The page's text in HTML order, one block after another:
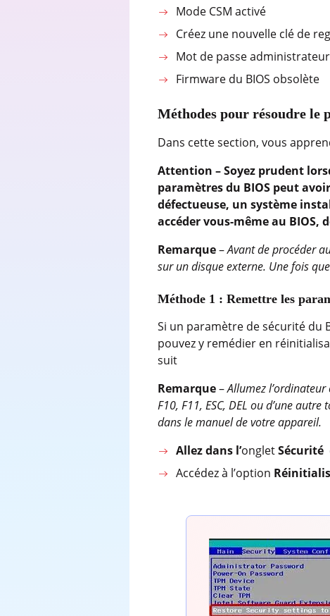
Mode CSM activé
Créez une nouvelle clé de
Mot de passe
Firmware du BIOS obsolète
Méthodes pour résoudre le
Dans cette section, vous
Attention – Soyez prudent
paramètres du BIOS peut
défectueuse, un système
accéder vous-même au BIOS,
Remarque–Avant de procéder
sur un disque externe. Une fois
Méthode 1 : Remettre les
Si un paramètre de sécurité du
pouvez y remédier en
suit
Remarque–Allumez l’ordinateur
F10, F11, ESC, DEL ou d’une
dans le manuel de votre appareil.
Allez dans l’ongletSécurité
Accédez à l’option